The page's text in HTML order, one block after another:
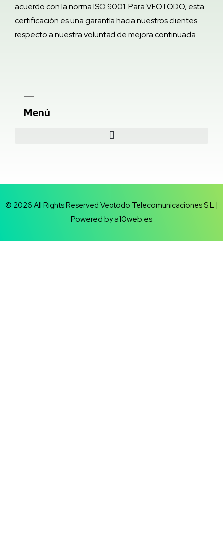
Menú
acuerdo con la norma ISO 9001. Para VEOTODO, esta
certificación es una garantía hacia nuestros clientes
respecto a nuestra voluntad de mejora continuada.
© 2026 All Rights Reserved Veotodo Telecomunicaciones S.L |
Powered by a10web.es